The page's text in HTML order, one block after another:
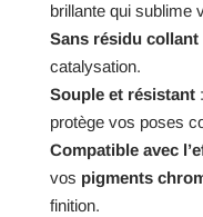
brillante qui sublime
Sans résidu collant
catalysation.
Souple et résistant:
protège vos poses
Compatible avec
vos pigments
finition.